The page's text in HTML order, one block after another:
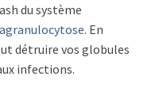
du système
agranulocytose. En
détruire vos globules
infections.